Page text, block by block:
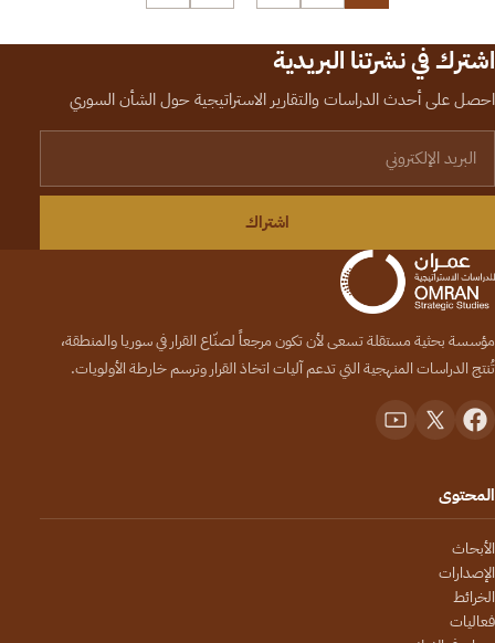
اشترك في نشرتنا البريدية
احصل على أحدث الدراسات والتقارير الاستراتيجية حول الشأن السوري
اشتراك
مؤسسة بحثية مستقلة تسعى لأن تكون مرجعاً لصنّاع القرار في سوريا والمنطقة،
تُنتج الدراسات المنهجية التي تدعم آليات اتخاذ القرار وترسم خارطة الأولويات.
المحتوى
الأبحاث
الإصدارات
الخرائط
فعاليات